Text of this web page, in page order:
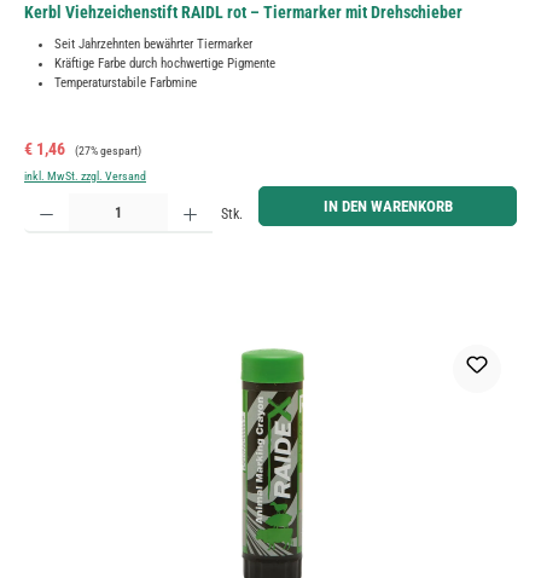
Kerbl Viehzeichenstift RAIDL rot – Tiermarker mit Drehschieber
Seit Jahrzehnten bewährter Tiermarker
Kräftige Farbe durch hochwertige Pigmente
Temperaturstabile Farbmine
Verkaufspreis:
€ 1,46 Regulärer Preis:
(27% gespart)
inkl. MwSt. zzgl. Versand
Produkt Anzahl: Gib den gewünschten Wert ein oder benutze die Schaltflächen um die Anzahl zu
Stk. IN DEN WARENKORB